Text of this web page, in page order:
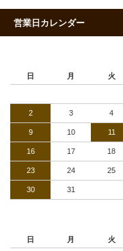
営業日カレンダー
日 月 火
2 3 4
9 10 11
16 17 18
23 24 25
30 31
日 月 火